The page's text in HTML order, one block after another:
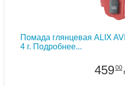
Помада глянцевая ALIX
4 г. Подробнее...
45900